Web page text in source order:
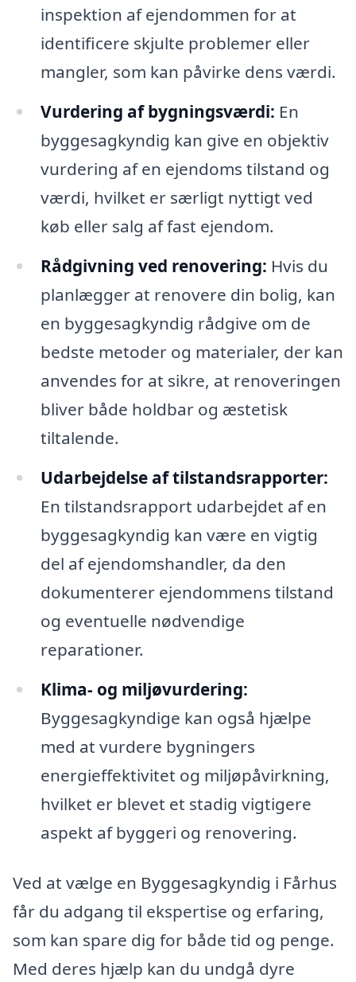
inspektion af ejendommen for at
identificere skjulte problemer eller
mangler, som kan påvirke dens værdi.
Vurdering af bygningsværdi: En
byggesagkyndig kan give en objektiv
vurdering af en ejendoms tilstand og
værdi, hvilket er særligt nyttigt ved
køb eller salg af fast ejendom.
Rådgivning ved renovering: Hvis du
planlægger at renovere din bolig, kan
en byggesagkyndig rådgive om de
bedste metoder og materialer, der kan
anvendes for at sikre, at renoveringen
bliver både holdbar og æstetisk
tiltalende.
Udarbejdelse af tilstandsrapporter:
En tilstandsrapport udarbejdet af en
byggesagkyndig kan være en vigtig
del af ejendomshandler, da den
dokumenterer ejendommens tilstand
og eventuelle nødvendige
reparationer.
Klima- og miljøvurdering:
Byggesagkyndige kan også hjælpe
med at vurdere bygningers
energieffektivitet og miljøpåvirkning,
hvilket er blevet et stadig vigtigere
aspekt af byggeri og renovering.
Ved at vælge en Byggesagkyndig i Fårhus
får du adgang til ekspertise og erfaring,
som kan spare dig for både tid og penge.
Med deres hjælp kan du undgå dyre